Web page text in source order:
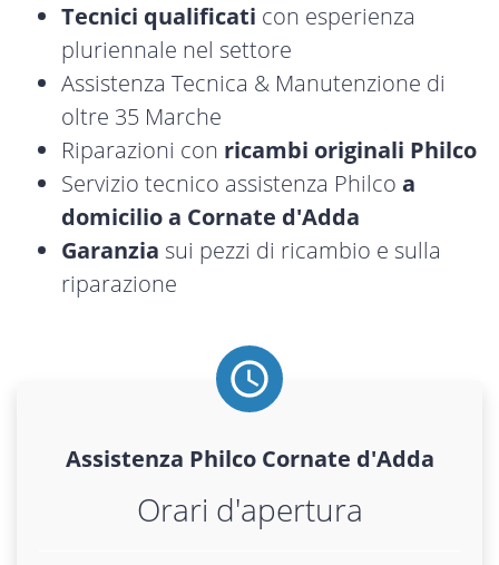
Tecnici qualificati con esperienza
pluriennale nel settore
Assistenza Tecnica & Manutenzione di
oltre 35 Marche
Riparazioni con ricambi originali Philco
Servizio tecnico assistenza Philco a
domicilio a Cornate d'Adda
Garanzia sui pezzi di ricambio e sulla
riparazione
Assistenza PhilcoCornate d'Adda
Orari d'apertura